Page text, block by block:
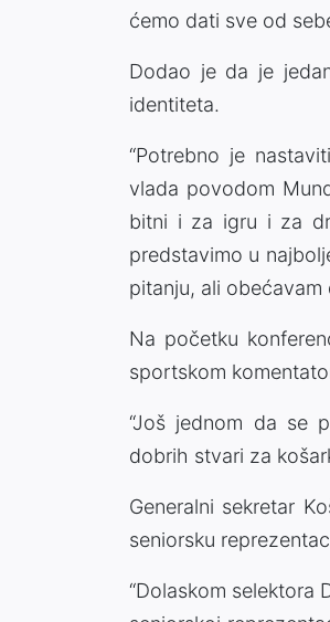
ćemo dati sve od
Dodao je da je
identiteta.
“Potrebno je
vlada povodom
bitni i za igru i za
predstavimo u
pitanju, ali obećavam
Na početku
sportskom
“Još jednom da se
dobrih stvari za
Generalni sekretar
seniorsku
“Dolaskom selektora